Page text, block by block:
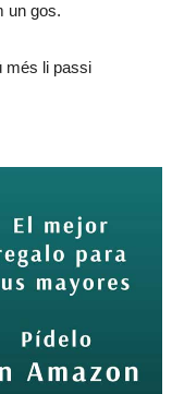
un gos.
més li passi